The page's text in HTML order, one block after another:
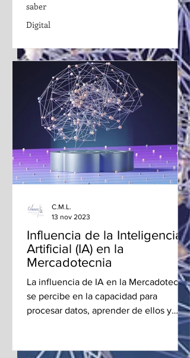
saber
Digital
difuntos y celebra la vida con...
Influencia de la Inteligencia
Artificial (IA) en la
Mercadotecnia
La influencia de IA en la Mercadotecnia
se percibe en la capacidad para
procesar datos, aprender de ellos y
C.M.L.
13 nov 2023